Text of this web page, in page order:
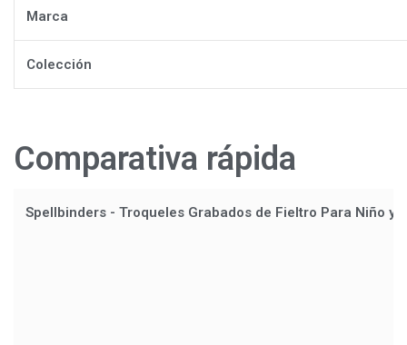
Marca
Colección
Comparativa rápida
Spellbinders - Troqueles Grabados de Fieltro Para Niño y